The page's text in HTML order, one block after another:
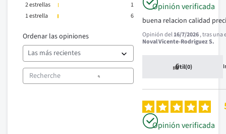
2estrellas
1
1estrella 6
Ordenar las opiniones
Opinión verificada
buena relacion calidad
Opinión del16/7/2026, tras una
Noval Vicente-Rodriguez S.
Útil(0)
Opinión verificada